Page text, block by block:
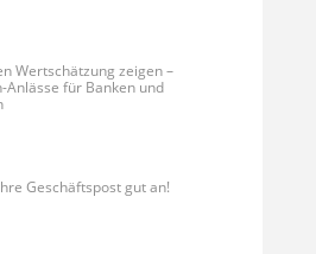
Wertschätzung zeigen –
Anlässe für Banken und
Geschäftspost gut an!